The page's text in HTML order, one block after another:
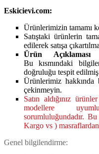
Eskicievi.com:
Ürünlerimizin tamamı
Satıştaki ürünlerin
edilerek satışa
Ürün Açıklaması
Bu kısmındaki
doğruluğu tespit
Ürünlerimiz
çekinmeyin.
Satın aldığınız
modellere
sorumluluğundadır.
Kargo vs )
Genel bilgilendirme: